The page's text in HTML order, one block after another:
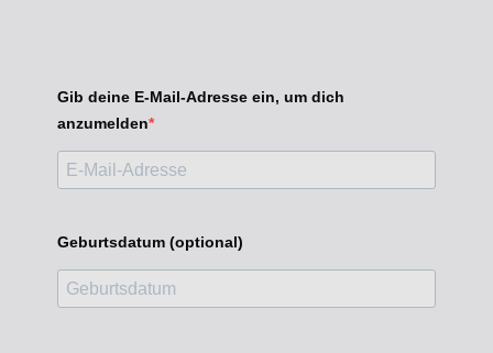
Gib deine E-Mail-Adresse ein, um dich
anzumelden
Geburtsdatum (optional)